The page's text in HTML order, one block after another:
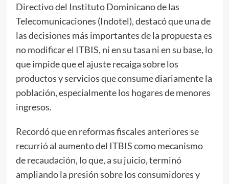
Directivo del Instituto Dominicano de las
Telecomunicaciones (Indotel), destacó que una de
las decisiones más importantes de la propuesta es
no modificar el ITBIS, ni en su tasa ni en su base, lo
que impide que el ajuste recaiga sobre los
productos y servicios que consume diariamente la
población, especialmente los hogares de menores
ingresos.
Recordó que en reformas fiscales anteriores se
recurrió al aumento del ITBIS como mecanismo
de recaudación, lo que, a su juicio, terminó
ampliando la presión sobre los consumidores y